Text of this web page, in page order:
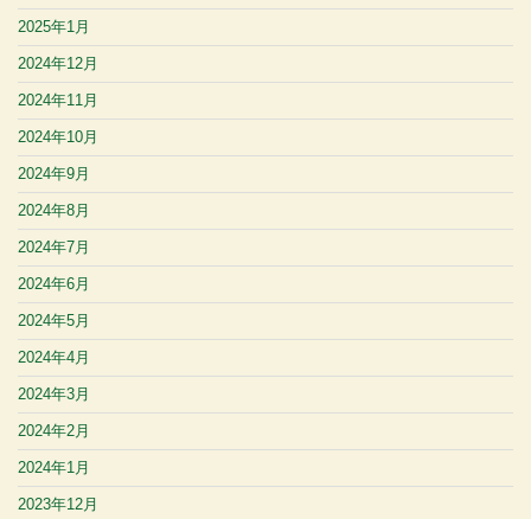
2025年1月
2024年12月
2024年11月
2024年10月
2024年9月
2024年8月
2024年7月
2024年6月
2024年5月
2024年4月
2024年3月
2024年2月
2024年1月
2023年12月